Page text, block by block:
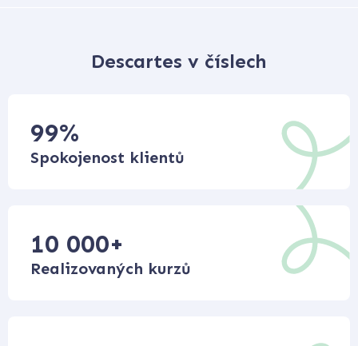
Descartes v číslech
99%
Spokojenost klientů
10 000+
Realizovaných kurzů